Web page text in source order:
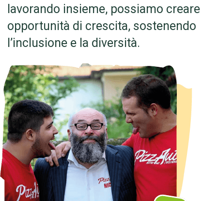
lavorando insieme, possiamo creare
opportunità di crescita, sostenendo
l’inclusione e la diversità.